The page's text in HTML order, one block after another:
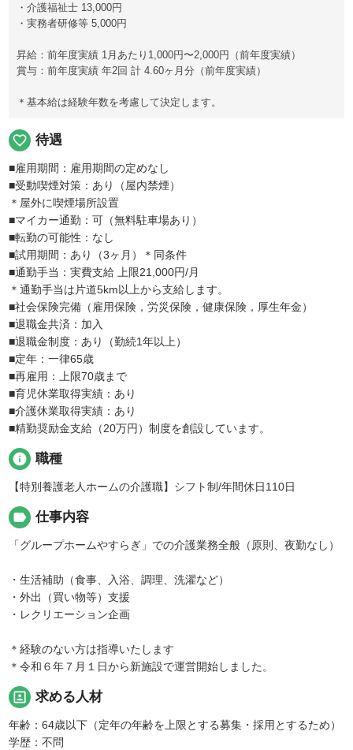
・介護福祉士 13,000円
・実務者研修等 5,000円
昇給：前年度実績 1月あたり1,000円〜2,000円（前年度実績）
賞与：前年度実績 年2回 計 4.60ヶ月分（前年度実績）
＊基本給は経験年数を考慮して決定します。
favorite_border 待遇
■雇用期間：雇用期間の定めなし
■受動喫煙対策：あり（屋内禁煙）
＊屋外に喫煙場所設置
■マイカー通勤：可（無料駐車場あり）
■転勤の可能性：なし
■試用期間：あり（3ヶ月）＊同条件
■通勤手当：実費支給 上限21,000円/月
＊通勤手当は片道5km以上から支給します。
■社会保険完備（雇用保険，労災保険，健康保険，厚生年金）
■退職金共済：加入
■退職金制度：あり（勤続1年以上）
■定年：一律65歳
■再雇用：上限70歳まで
■育児休業取得実績：あり
■介護休業取得実績：あり
■精勤奨励金支給（20万円）制度を創設しています。
info 職種
【特別養護老人ホームの介護職】シフト制/年間休日110日
label 仕事内容
「グループホームやすらぎ」での介護業務全般（原則、夜勤なし）
・生活補助（食事、入浴、調理、洗濯など）
・外出（買い物等）支援
・レクリエーション企画
＊経験のない方は指導いたします
＊令和６年７月１日から新施設で運営開始しました。
portrait 求める人材
年齢：64歳以下（定年の年齢を上限とする募集・採用とするため）
学歴：不問